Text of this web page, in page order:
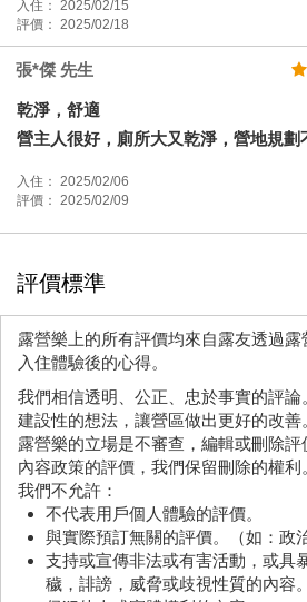
入住： 2025/02/15
評價： 2025/02/18
張*傑 先生
乾淨，舒適
營主人很好，廁所大又乾淨，營地規劃
入住： 2025/02/06
評價： 2025/02/09
評價標準
露營樂上的所有評價均來自露友透過
入住體驗後的心得。
我們相信透明、公正、忠於事實的評
建設性的想法，讓營區做出更好的改善
露營樂的立場是不審查，編輯或刪除
內容政策的評價，我們保留刪除的權利
我們不允許：
不代表用戶個人體驗的評價。
與實際預訂無關的評價。（如：政
支持或宣傳非法或有害活動，或具
穢，誹謗，威脅或歧視性質的內容。